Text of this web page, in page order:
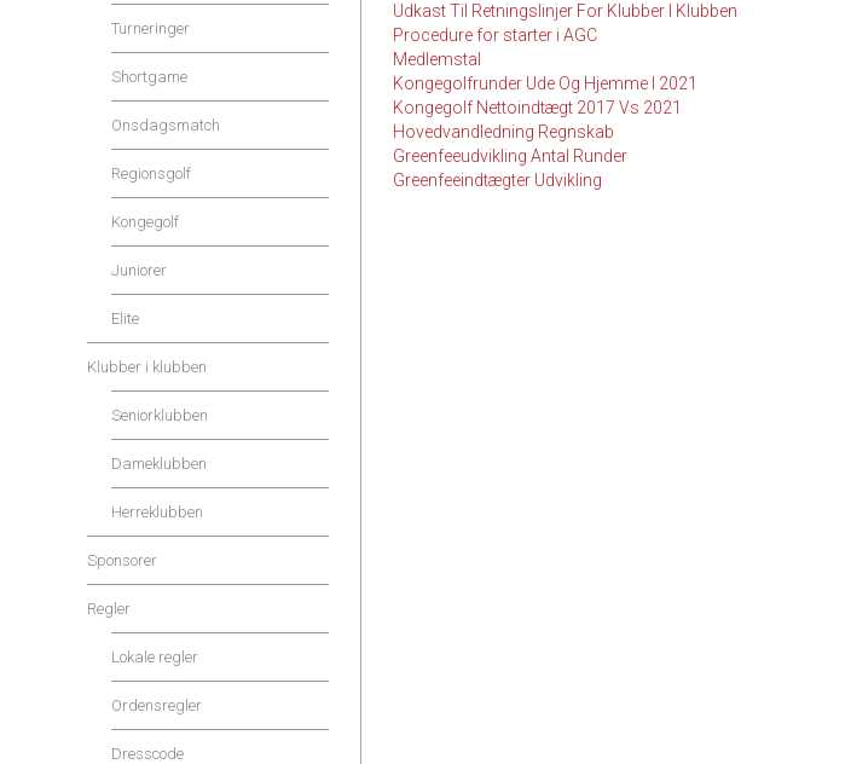
Udkast Til Retningslinjer For Klubber I Klubben
Procedure for starter i AGC
Medlemstal
Kongegolfrunder Ude Og Hjemme I 2021
Kongegolf Nettoindtægt 2017 Vs 2021
Hovedvandledning Regnskab
Greenfeeudvikling Antal Runder
Greenfeeindtægter Udvikling
Turneringer
Shortgame
Onsdagsmatch
Regionsgolf
Kongegolf
Juniorer
Elite
Klubber i klubben
Seniorklubben
Dameklubben
Herreklubben
Sponsorer
Regler
Lokale regler
Ordensregler
Dresscode